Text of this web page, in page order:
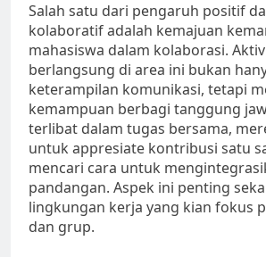
Salah satu dari pengaruh positif
kolaboratif adalah kemajuan
mahasiswa dalam kolaborasi.
berlangsung di area ini bukan
keterampilan komunikasi, tetapi
kemampuan berbagi tanggung
terlibat dalam tugas bersama,
untuk appresiate kontribusi satu
mencari cara untuk
pandangan. Aspek ini penting
lingkungan kerja yang kian fokus
dan grup.